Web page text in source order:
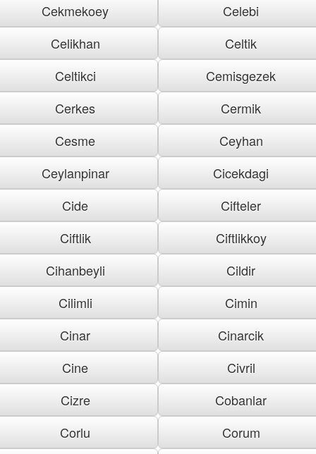
Cekmekoey
Celebi
Celikhan
Celtik
Celtikci
Cemisgezek
Cerkes
Cermik
Cesme
Ceyhan
Ceylanpinar
Cicekdagi
Cide
Cifteler
Ciftlik
Ciftlikkoy
Cihanbeyli
Cildir
Cilimli
Cimin
Cinar
Cinarcik
Cine
Civril
Cizre
Cobanlar
Corlu
Corum